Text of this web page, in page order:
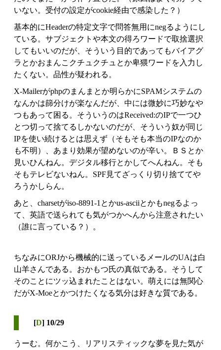
いない。受付の設定がcookie経由で感染した？）
基本的にHeaderの特定文字で問答無用にnegるようにし
ている。サブジェクトや本文の得ろワードで取捨選択
してもいいのだが、そういう目的であってもバイアグ
ラとかおまんこクチュクチュとか卑猥ワードを入力し
たくない。品性が疑われる。
X-Mailerがphpのまんまとか明らかにSPAMシステムの
なんかは篩分けが楽なんだが、中には微妙に巧妙なや
つもあって困る。そういうのはReceived:のIPで一つひ
とつ切って捨てるしかないのだが、そういう奴が同じ
IPを使い続けるとは思えず（そもそも本当のIPなのか
も不明）、あまり効果が望めないのが辛い。ＢＳとか
見いひんねん。デジタル移行とかしてへんねん。そも
そもテレビないねん。SPF見てざっくり切り捨ててや
ろうかしらん。
あと、charsetがiso-8891-1とかus-asciiとかもnegるよっ
て、英語で送られても気がつかへんから注意されたい
（誰に言っている？）。
ちなみにORJから機械的に送っているメールのUAは白
山羊さんである。おかもつ氏の真似である。そうして
そのことにツッ込まれたことはない。萌えには無関心
だがX-Moeとかつけたくなる気分は好きな質である。
[D] 10/29
うーむ。何かこう、リアリスティックな夢を見た気が